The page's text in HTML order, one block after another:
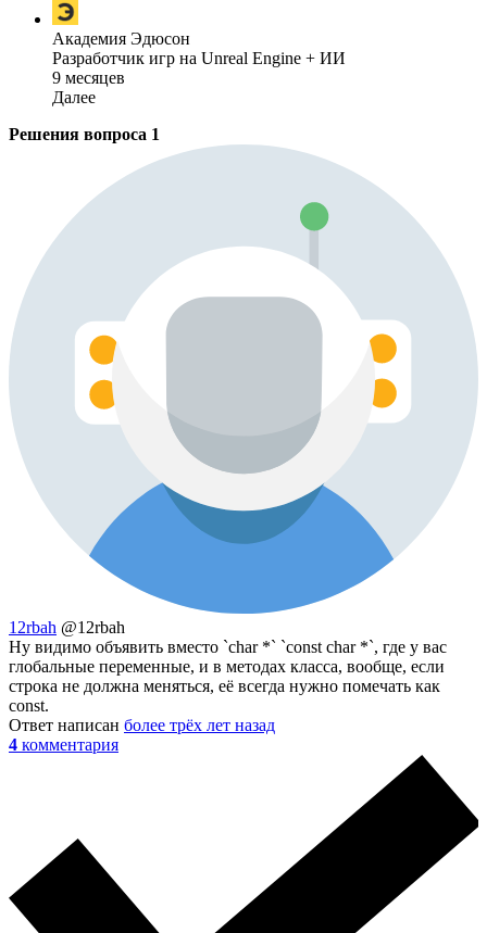
Академия Эдюсон
Разработчик игр на Unreal Engine + ИИ
9 месяцев
Далее
Решения вопроса 1
12rbah @12rbah
Ну видимо объявить вместо `char *` `const char *`, где у вас
глобальные переменные, и в методах класса, вообще, если
строка не должна меняться, её всегда нужно помечать как
const.
Ответ написан более трёх лет назад
4 комментария